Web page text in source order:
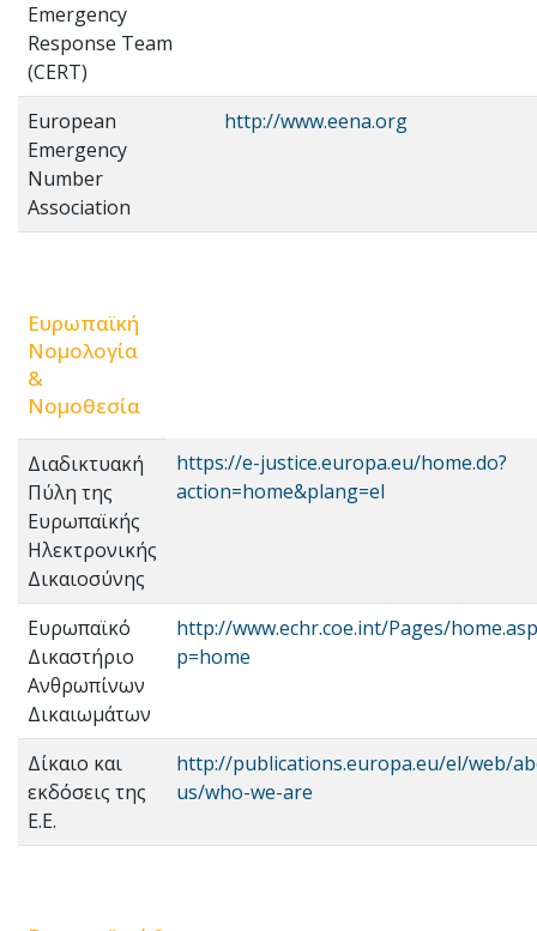
Emergency
Response Team
(CERT)
European
Emergency
Number
Association
http://www.eena.org
Ευρωπαϊκή
Νομολογία
&
Νομοθεσία
Διαδικτυακή
Πύλη της
Ευρωπαϊκής
Ηλεκτρονικής
Δικαιοσύνης
https://e-justice.europa.eu/home.do?
action=home&plang=el
Ευρωπαϊκό
Δικαστήριο
Ανθρωπίνων
Δικαιωμάτων
http://www.echr.coe.int/Pages/
p=home
Δίκαιο και
εκδόσεις της
Ε.Ε.
http://publications.europa.eu/el/web/
us/who-we-are